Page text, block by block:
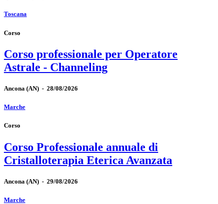
Toscana
Corso
Corso professionale per Operatore
Astrale - Channeling
Ancona (AN) - 28/08/2026
Marche
Corso
Corso Professionale annuale di
Cristalloterapia Eterica Avanzata
Ancona (AN) - 29/08/2026
Marche